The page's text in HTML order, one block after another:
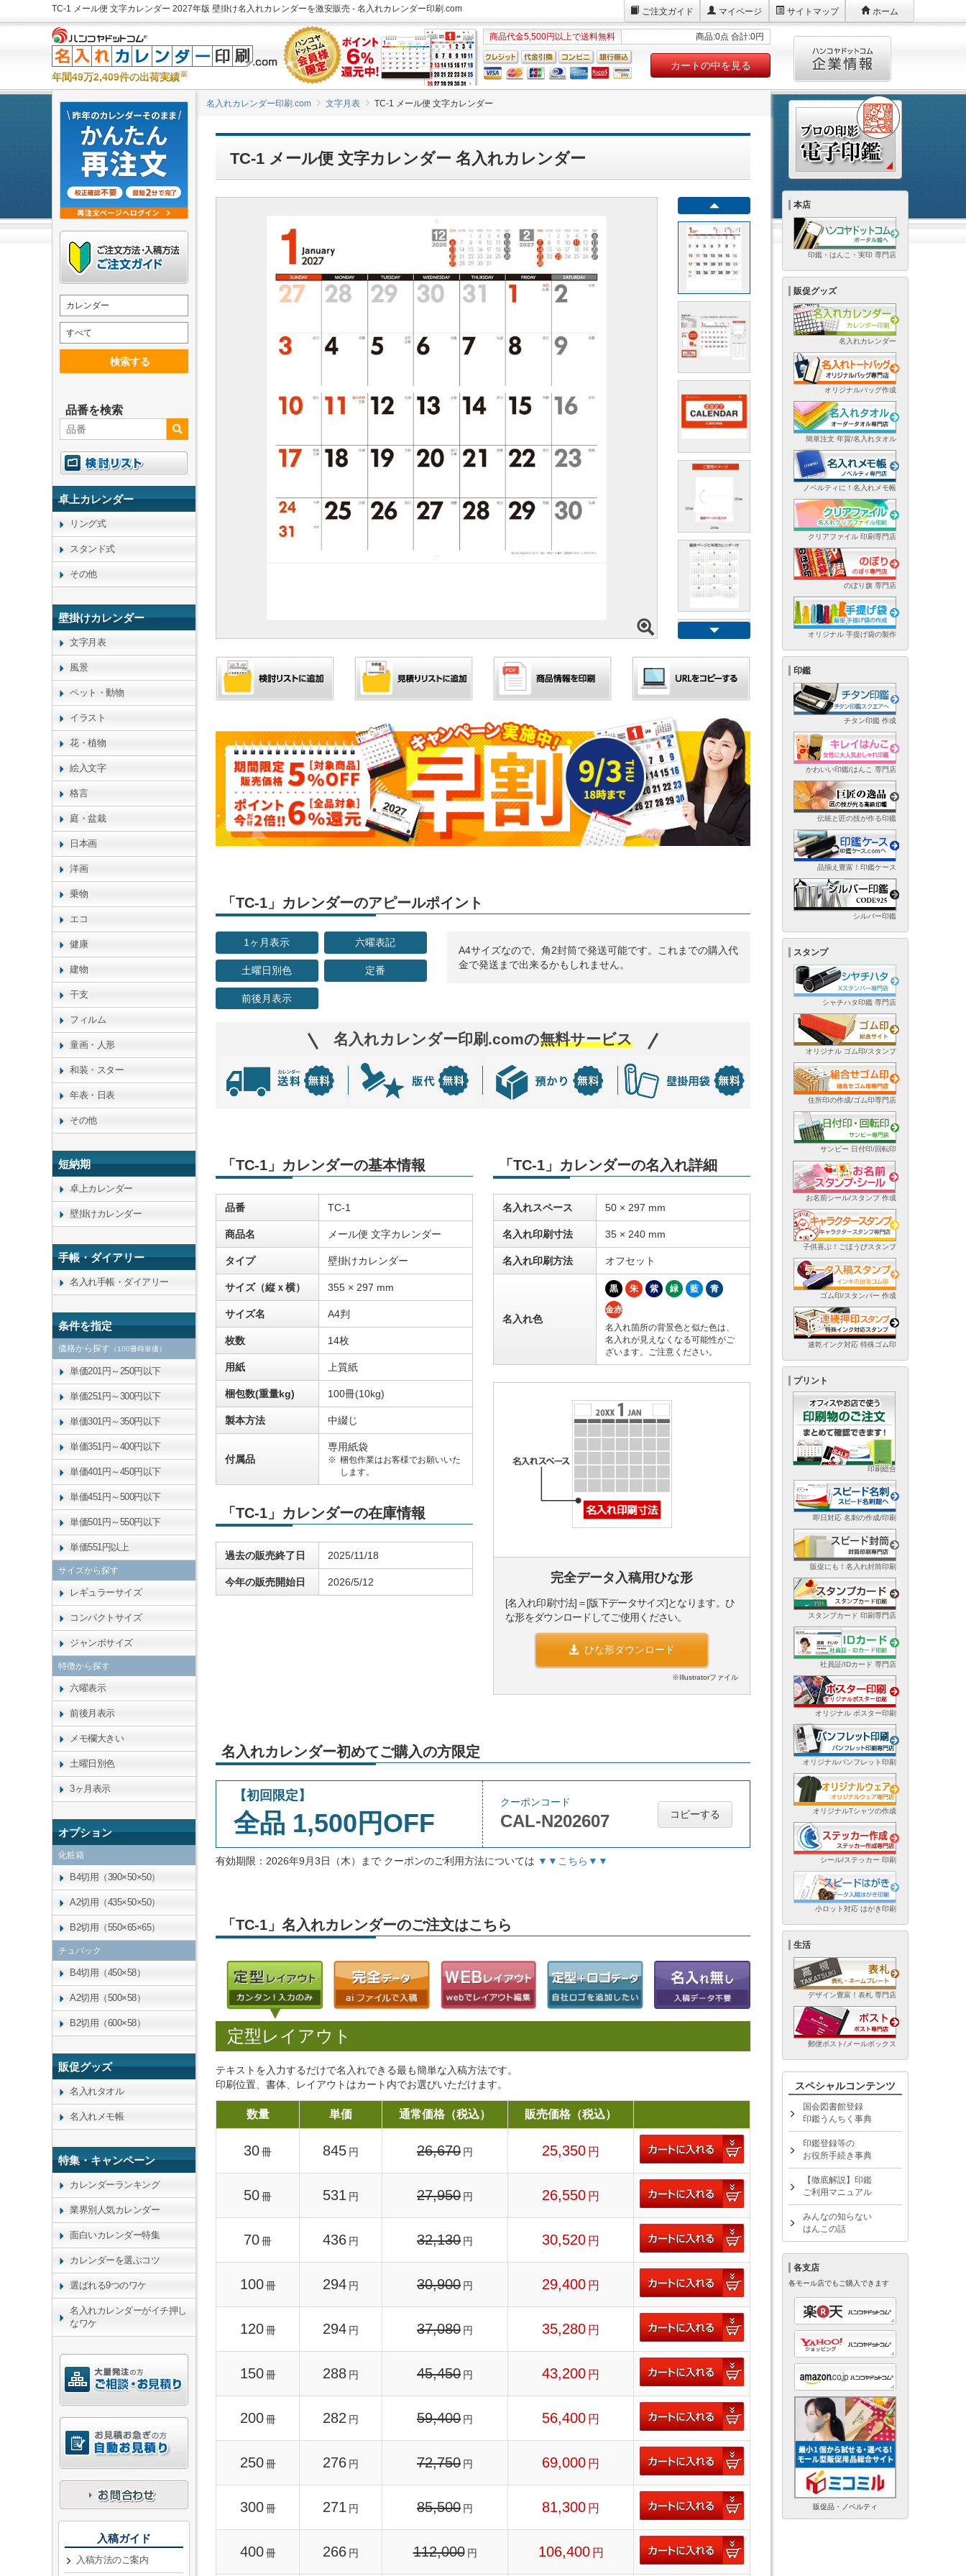
TC-1 メール便 文字カレンダー 2027年版 壁掛け名入れカレンダーを激安販売 - 名入れカレンダー印刷.com ご注文ガイド マイページ サイトマップ ホーム
年間49万2,409件の出荷実績※
商品代金5,500円以上で送料無料 商品:0点 合計:0円
カートの中を見る
名入れカレンダー印刷.com 文字月表 TC-1 メール便 文字カレンダー
TC-1 メール便 文字カレンダー 名入れカレンダー
「TC-1」カレンダーのアピールポイント
1ヶ月表示 六曜表記
土曜日別色 定番
前後月表示
A4サイズなので、角2封筒で発送可能です。これまでの購入代
金で発送まで出来るかもしれません。
名入れカレンダー印刷.comの無料サービス
「TC-1」カレンダーの基本情報
品番 TC-1
商品名 メール便 文字カレンダー
タイプ 壁掛けカレンダー
サイズ（縦ｘ横） 355 × 297 mm
サイズ名 A4判
枚数 14枚
用紙 上質紙
梱包数(重量kg) 100冊(10kg)
製本方法 中綴じ
付属品
専用紙袋
梱包作業はお客様でお願いいた
します。
「TC-1」カレンダーの在庫情報
過去の販売終了日 2025/11/18
今年の販売開始日 2026/5/12
「TC-1」カレンダーの名入れ詳細
名入れスペース 50 × 297 mm
名入れ印刷寸法 35 × 240 mm
名入れ印刷方法 オフセット
名入れ色
黒 朱 紫 緑 藍 青
金赤
名入れ箇所の背景色と似た色は、
名入れが見えなくなる可能性がご
ざいます。ご注意ください。
完全データ入稿用ひな形
[名入れ印刷寸法]＝[版下データサイズ]となります。ひ
な形をダウンロードしてご使用ください。
ひな形ダウンロード
※Illustratorファイル
名入れカレンダー初めてご購入の方限定
【初回限定】
全品 1,500円OFF
クーポンコード
CAL-N202607 コピーする
有効期限：2026年9月3日（木）まで クーポンのご利用方法については ▼▼こちら▼▼
「TC-1」名入れカレンダーのご注文はこちら
定型レイアウト
テキストを入力するだけで名入れできる最も簡単な入稿方法です。
印刷位置、書体、レイアウトはカート内でお選びいただけます。
数量 単価 通常価格（税込） 販売価格（税込）
30冊 845 円 26,670 円 25,350 円
50冊 531 円 27,950 円 26,550 円
70冊 436 円 32,130 円 30,520 円
100 冊 294 円 30,900 円 29,400 円
120 冊 294 円 37,080 円 35,280 円
150 冊 288 円 45,450 円 43,200 円
200 冊 282 円 59,400 円 56,400 円
250 冊 276 円 72,750 円 69,000 円
300 冊 271 円 85,500 円 81,300 円
400 冊 266 円 112,000 円 106,400 円
カレンダー
すべて
検索する
品番を検索
卓上カレンダー
リング式
スタンド式
その他
壁掛けカレンダー
文字月表
風景
ペット・動物
イラスト
花・植物
絵入文字
格言
庭・盆栽
日本画
洋画
乗物
エコ
健康
建物
干支
フィルム
童画・人形
和装・スター
年表・日表
その他
短納期
卓上カレンダー
壁掛けカレンダー
手帳・ダイアリー
名入れ手帳・ダイアリー
条件を指定
価格から探す （100冊時単価）
単価201円～250円以下
単価251円～300円以下
単価301円～350円以下
単価351円～400円以下
単価401円～450円以下
単価451円～500円以下
単価501円～550円以下
単価551円以上
サイズから探す
レギュラーサイズ
コンパクトサイズ
ジャンボサイズ
特徴から探す
六曜表示
前後月表示
メモ欄大きい
土曜日別色
3ヶ月表示
オプション
化粧箱
B4切用（390×50×50）
A2切用（435×50×50）
B2切用（550×65×65）
チュパック
B4切用（450×58）
A2切用（500×58）
B2切用（600×58）
販促グッズ
名入れタオル
名入れメモ帳
特集・キャンペーン
カレンダーランキング
業界別人気カレンダー
面白いカレンダー特集
カレンダーを選ぶコツ
選ばれる9つのワケ
名入れカレンダーがイチ押し
なワケ
入稿ガイド
入稿方法のご案内
本店
印鑑・はんこ・実印 専門店
販促グッズ
名入れカレンダー
オリジナルバッグ作成
簡単注文 年賀/名入れタオル
ノベルティに！名入れメモ帳
クリアファイル 印刷専門店
のぼり旗 専門店
オリジナル 手提げ袋の製作
印鑑
チタン印鑑 作成
かわいい印鑑/はんこ 専門店
伝統と匠の技が作る印鑑
品揃え豊富！印鑑ケース
シルバー印鑑
スタンプ
シャチハタ印鑑 専門店
オリジナル ゴム印/スタンプ
住所印の作成/ゴム印専門店
サンビー 日付印/回転印
お名前シール/スタンプ 作成
子供喜ぶ！ごほうびスタンプ
ゴム印/スタンパー 作成
速乾インク対応 特殊ゴム印
プリント
印刷総合
即日対応 名刺の作成/印刷
販促にも！名入れ封筒印刷
スタンプカード 印刷専門店
社員証/IDカード 専門店
オリジナル ポスター印刷
オリジナルパンフレット印刷
オリジナルTシャツの作成
シール/ステッカー 印刷
小ロット対応 はがき印刷
生活
デザイン豊富！表札 専門店
郵便ポスト/メールボックス
スペシャルコンテンツ
国会図書館登録
印鑑うんちく事典
印鑑登録等の
お役所手続き事典
【徹底解説】印鑑
ご利用マニュアル
みんなの知らない
はんこの話
各支店
各モール店でもご購入できます
販促品・ノベルティ